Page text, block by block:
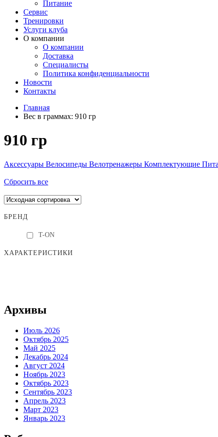
Питание
Сервис
Тренировки
Услуги клуба
О компании
О компании
Доставка
Специалисты
Политика конфиденциальности
Новости
Контакты
Главная
Вес в граммах: 910 гр
910 гр
Аксессуары Велосипеды Велотренажеры Комплектующие
Сбросить все
БРЕНД
T-ON
ХАРАКТЕРИСТИКИ
Архивы
Июль 2026
Октябрь 2025
Май 2025
Декабрь 2024
Август 2024
Ноябрь 2023
Октябрь 2023
Сентябрь 2023
Апрель 2023
Март 2023
Январь 2023